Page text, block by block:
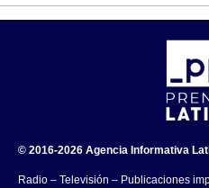
© 2016-2026 Agencia Informativa
Radio – Televisión – Publicaciones